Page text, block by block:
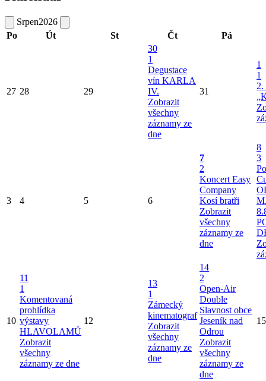
Srpen2026
Po
Út St Čt Pá
27 28 29
30
1
Degustace
vín KARLA
IV.
Zobrazit
všechny
záznamy ze
dne
31
1
1
2.
3 4 5 6
7
2
Koncert Easy
Company
Kosí bratři
Zobrazit
všechny
záznamy ze
dne
8
3
10
11
1
Komentovaná
prohlídka
výstavy
HLAVOLAMŮ
Zobrazit
všechny
záznamy ze dne
12
13
1
Zámecký
kinematograf
Zobrazit
všechny
záznamy ze
dne
14
2
Open-Air
Double
Slavnost obce
Jeseník nad
Odrou
Zobrazit
všechny
záznamy ze
dne
15